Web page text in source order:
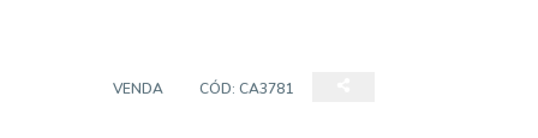
VENDA CÓD: CA3781